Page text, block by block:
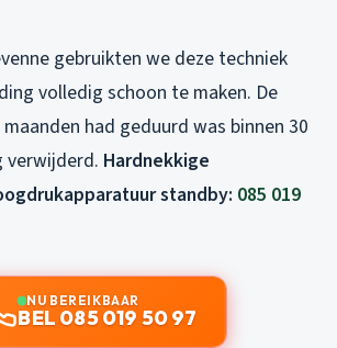
gebruikten we deze techniek
volledig schoon te maken. De
had geduurd was binnen 30
verwijderd. Hardnekkige
standby: 085 019
NU BEREIKBAAR
BEL 085 019 50 97